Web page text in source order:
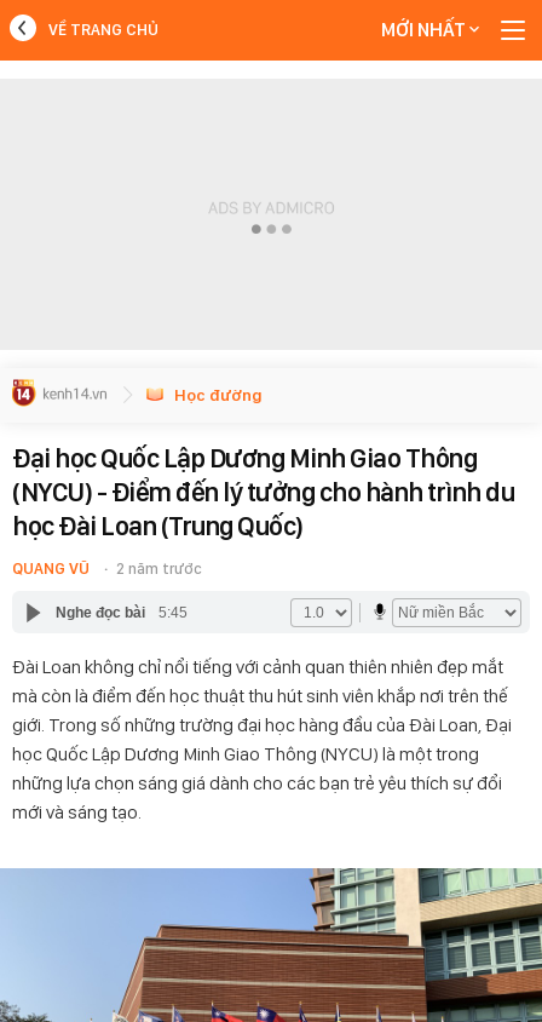
VỀ TRANG CHỦ MỚI NHẤT
Học đường
Đại học Quốc Lập Dương Minh Giao Thông
(NYCU) - Điểm đến lý tưởng cho hành trình du
học Đài Loan (Trung Quốc)
QUANG VŨ 2 năm trước
Nghe đọc bài 5:45
Đài Loan không chỉ nổi tiếng với cảnh quan thiên nhiên đẹp mắt
mà còn là điểm đến học thuật thu hút sinh viên khắp nơi trên thế
giới. Trong số những trường đại học hàng đầu của Đài Loan, Đại
học Quốc Lập Dương Minh Giao Thông (NYCU) là một trong
những lựa chọn sáng giá dành cho các bạn trẻ yêu thích sự đổi
mới và sáng tạo.